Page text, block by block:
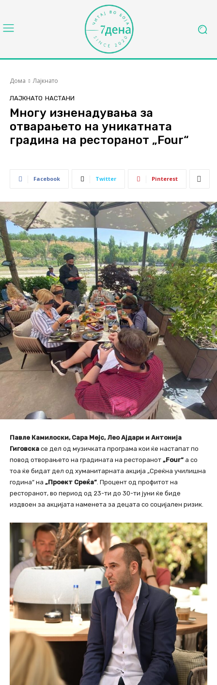
Дома Лајкнато
ЛАЈКНАТО НАСТАНИ
Многу изненадувања за
отварањето на уникатната
градина на ресторанот „Four“
Facebook Twitter Pinterest
Павле Камилоски, Сара Мејс, Лео Ајдари и Антонија
Гиговска се дел од музичката програма кои ќе настапат по
повод отворањето на градината на ресторанот „Four“ а со
тоа ќе бидат дел од хуманитарната акција „Среќна училишна
година“ на „Проект Среќа“ . Процент од профитот на
ресторанот, во период од 23-ти до 30-ти јуни ќе биде
издвоен за акцијата наменета за децата со социјален ризик.